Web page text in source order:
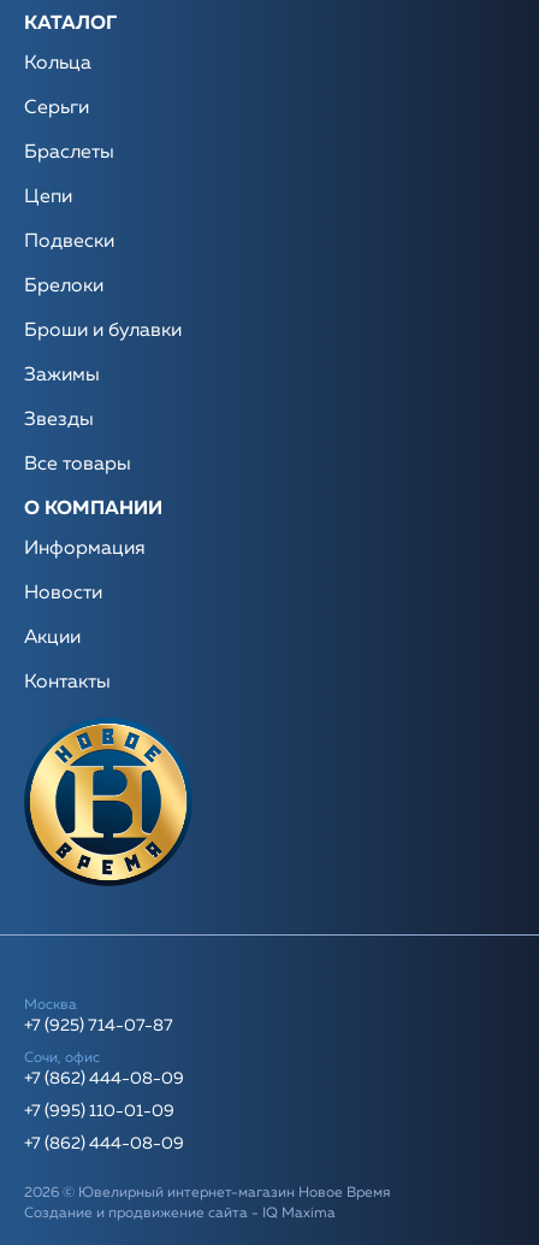
КАТАЛОГ
Кольца
Серьги
Браслеты
Цепи
Подвески
Брелоки
Броши и булавки
Зажимы
Звезды
Все товары
О КОМПАНИИ
Информация
Новости
Акции
Контакты
Москва
+7 (925) 714-07-87
Сочи, офис
+7 (862) 444-08-09
+7 (995) 110-01-09
+7 (862) 444-08-09
2026 © Ювелирный интернет-магазин Новое Время
Создание и продвижение сайта - IQ Maxima